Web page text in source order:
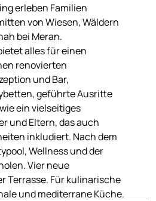
erleben Familien
von Wiesen, Wäldern
bei Meran.
alles für einen
renovierten
und Bar,
geführte Ausritte
ein vielseitiges
und Eltern, das auch
inkludiert. Nach dem
Wellness und der
Vier neue
Terrasse. Für kulinarische
und mediterrane Küche.